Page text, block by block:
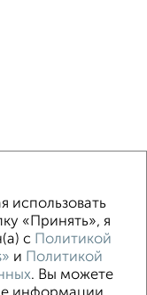
сутки Без мебели
улица Ленина 97
использовать
«Принять», я
с Политикой
и Политикой
. Вы можете